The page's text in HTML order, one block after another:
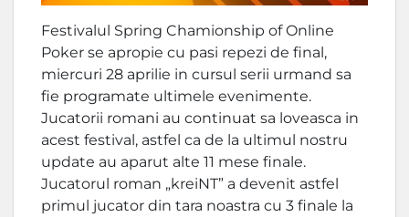
Festivalul Spring Chamionship of Online
Poker se apropie cu pasi repezi de final,
miercuri 28 aprilie in cursul serii urmand sa
fie programate ultimele evenimente.
Jucatorii romani au continuat sa loveasca in
acest festival, astfel ca de la ultimul nostru
update au aparut alte 11 mese finale.
Jucatorul roman „kreiNT” a devenit astfel
primul jucator din tara noastra cu 3 finale la